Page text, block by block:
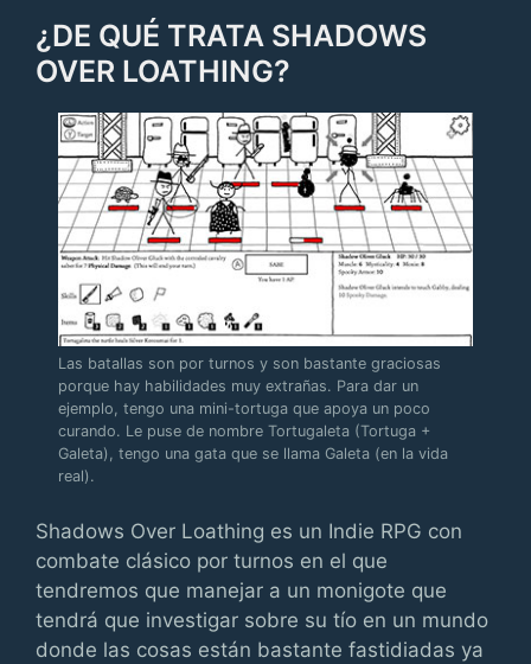
¿DE QUÉ TRATA SHADOWS
OVER LOATHING?
Las batallas son por turnos y son bastante graciosas
porque hay habilidades muy extrañas. Para dar un
ejemplo, tengo una mini-tortuga que apoya un poco
curando. Le puse de nombre Tortugaleta (Tortuga +
Galeta), tengo una gata que se llama Galeta (en la vida
real).
Shadows Over Loathing es un Indie RPG con
combate clásico por turnos en el que
tendremos que manejar a un monigote que
tendrá que investigar sobre su tío en un mundo
donde las cosas están bastante fastidiadas ya